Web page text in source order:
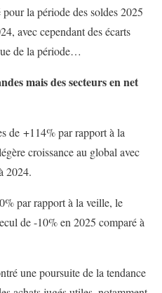
la période des soldes 2025
avec cependant des écarts
de la période…
mais des secteurs en net
de +114% par rapport à la
croissance au global avec
2024.
par rapport à la veille, le
de -10% en 2025 comparé à
une poursuite de la tendance